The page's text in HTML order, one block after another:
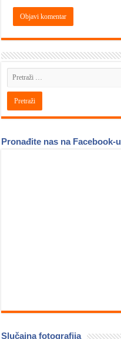
Pronađite nas na Facebook-u
Slučajna fotografija